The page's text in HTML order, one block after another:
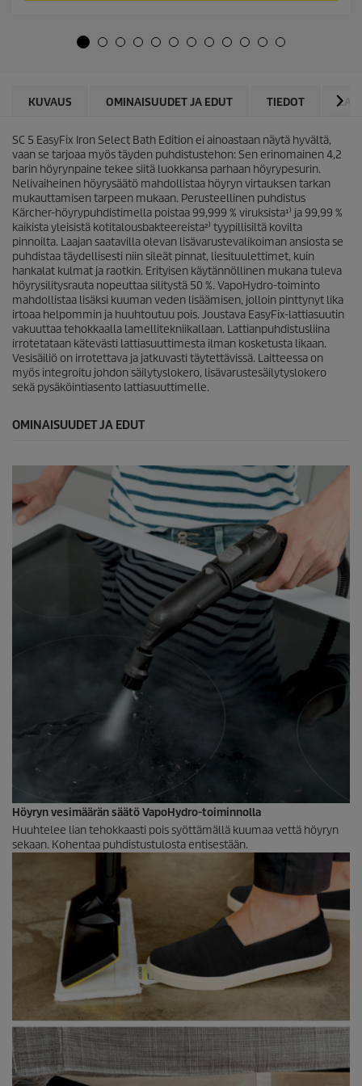
e
1
r
v
o
s
t
e
l
u
a
KUVAUS OMINAISUUDET JA EDUT TIEDOT
SC 5 EasyFix Iron Select Bath Edition ei ainoastaan näytä hyvältä,
vaan se tarjoaa myös täyden puhdistustehon: Sen erinomainen 4,2
barin höyrynpaine tekee siitä luokkansa parhaan höyrypesurin.
Nelivaiheinen höyrysäätö mahdollistaa höyryn virtauksen tarkan
mukauttamisen tarpeen mukaan. Perusteellinen puhdistus
Kärcher-höyrypuhdistimella poistaa 99,999 % viruksista¹⁾ ja 99,99 %
kaikista yleisistä kotitalousbakteereista²⁾ tyypillisiltä kovilta
pinnoilta. Laajan saatavilla olevan lisävarustevalikoiman ansiosta se
puhdistaa täydellisesti niin sileät pinnat, liesituulettimet, kuin
hankalat kulmat ja raotkin. Erityisen käytännöllinen mukana tuleva
höyrysilitysrauta nopeuttaa silitystä 50 %.VapoHydro-toiminto
mahdollistaa lisäksi kuuman veden lisäämisen, jolloin pinttynyt lika
irtoaa helpommin ja huuhtoutuu pois. Joustava EasyFix-lattiasuutin
vakuuttaa tehokkaalla lamellitekniikallaan. Lattianpuhdistusliina
irrotetataan kätevästi lattiasuuttimesta ilman kosketusta likaan.
Vesisäiliö on irrotettava ja jatkuvasti täytettävissä. Laitteessa on
myös integroitu johdon säilytyslokero, lisävarustesäilytyslokero
sekä pysäköintiasento lattiasuuttimelle.
OMINAISUUDET JA EDUT
Höyryn vesimäärän säätöVapoHydro-toiminnolla
Huuhtelee lian tehokkaasti pois syöttämällä kuumaa vettä höyryn
sekaan. Kohentaa puhdistustulosta entisestään.